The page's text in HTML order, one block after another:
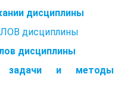
дисциплины
дисциплины
дисциплины
задачи и методы